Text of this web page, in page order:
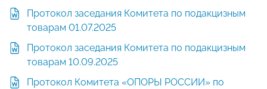
Протокол заседания Комитета по подакцизным
товарам 01.07.2025
Протокол заседания Комитета по подакцизным
товарам 10.09.2025
Протокол Комитета «ОПОРЫ РОССИИ» по